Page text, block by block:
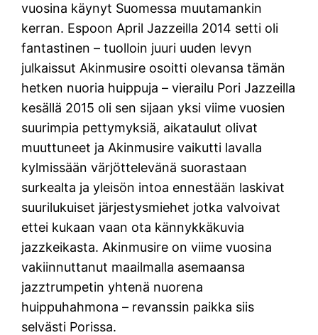
vuosina käynyt Suomessa muutamankin
kerran. Espoon April Jazzeilla 2014 setti oli
fantastinen – tuolloin juuri uuden levyn
julkaissut Akinmusire osoitti olevansa tämän
hetken nuoria huippuja – vierailu Pori Jazzeilla
kesällä 2015 oli sen sijaan yksi viime vuosien
suurimpia pettymyksiä, aikataulut olivat
muuttuneet ja Akinmusire vaikutti lavalla
kylmissään värjöttelevänä suorastaan
surkealta ja yleisön intoa ennestään laskivat
suurilukuiset järjestysmiehet jotka valvoivat
ettei kukaan vaan ota kännykkäkuvia
jazzkeikasta. Akinmusire on viime vuosina
vakiinnuttanut maailmalla asemaansa
jazztrumpetin yhtenä nuorena
huippuhahmona – revanssin paikka siis
selvästi Porissa.